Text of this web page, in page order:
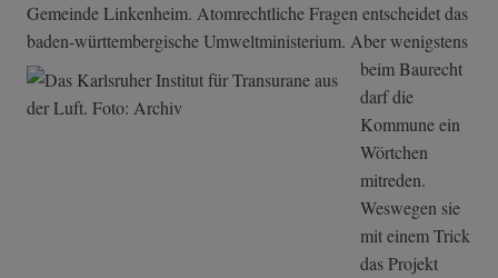
Gemeinde Linkenheim. Atomrechtliche Fragen entscheidet das
baden-württembergische Umweltministerium. Aber wenigstens
beim Baurecht
darf die
Kommune ein
Wörtchen
mitreden.
Weswegen sie
mit einem Trick
das Projekt